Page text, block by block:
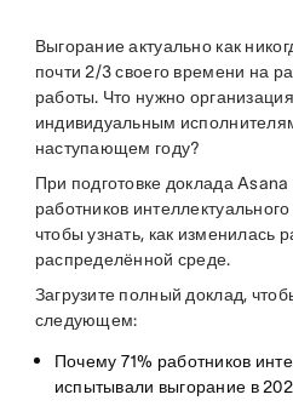
Выгорание актуально как
почти 2/3 своего времени на
работы. Что нужно
индивидуальным
наступающем году?
При подготовке доклада
работников
чтобы узнать, как изменилась
распределённой среде.
Загрузите полный доклад,
следующем:
Почему 71% работников
испытывали выгорание в